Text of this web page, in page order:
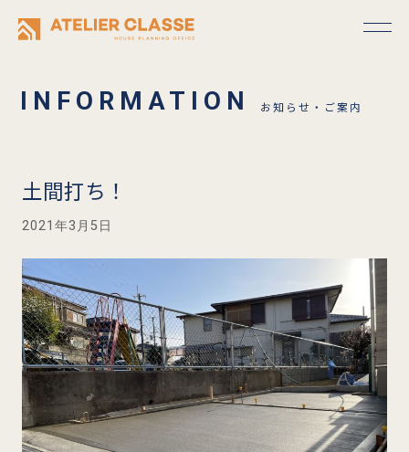
お知らせ・ご案内
土間打ち！
2021年3月5日